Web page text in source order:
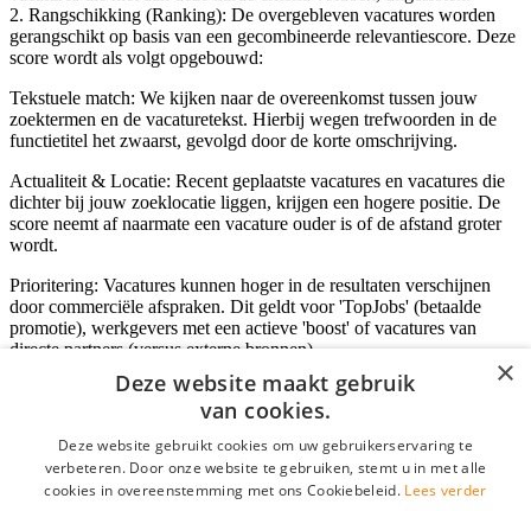
2. Rangschikking (Ranking): De overgebleven vacatures worden
gerangschikt op basis van een gecombineerde relevantiescore. Deze
score wordt als volgt opgebouwd:
Tekstuele match: We kijken naar de overeenkomst tussen jouw
zoektermen en de vacaturetekst. Hierbij wegen trefwoorden in de
functietitel het zwaarst, gevolgd door de korte omschrijving.
Actualiteit & Locatie: Recent geplaatste vacatures en vacatures die
dichter bij jouw zoeklocatie liggen, krijgen een hogere positie. De
score neemt af naarmate een vacature ouder is of de afstand groter
wordt.
Prioritering: Vacatures kunnen hoger in de resultaten verschijnen
door commerciële afspraken. Dit geldt voor 'TopJobs' (betaalde
promotie), werkgevers met een actieve 'boost' of vacatures van
directe partners (versus externe bronnen).
Inloggen als bedrijf
*
×
Deze website maakt gebruik
van cookies.
Deze website gebruikt cookies om uw gebruikerservaring te
verbeteren. Door onze website te gebruiken, stemt u in met alle
cookies in overeenstemming met ons Cookiebeleid. Lees verder